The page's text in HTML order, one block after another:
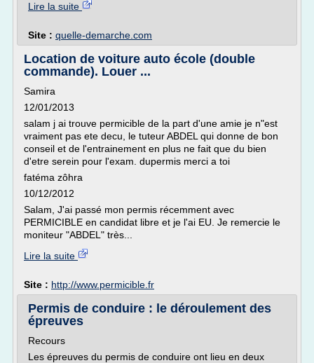
Lire la suite
Site : quelle-demarche.com
Location de voiture auto école (double
commande). Louer ...
Samira
12/01/2013
salam j ai trouve permicible de la part d'une amie je n"est
vraiment pas ete decu, le tuteur ABDEL qui donne de bon
conseil et de l'entrainement en plus ne fait que du bien
d'etre serein pour l'exam. dupermis merci a toi
fatéma zôhra
10/12/2012
Salam, J'ai passé mon permis récemment avec
PERMICIBLE en candidat libre et je l'ai EU. Je remercie le
moniteur "ABDEL" très...
Lire la suite
Site : http://www.permicible.fr
Permis de conduire : le déroulement des
épreuves
Recours
Les épreuves du permis de conduire ont lieu en deux